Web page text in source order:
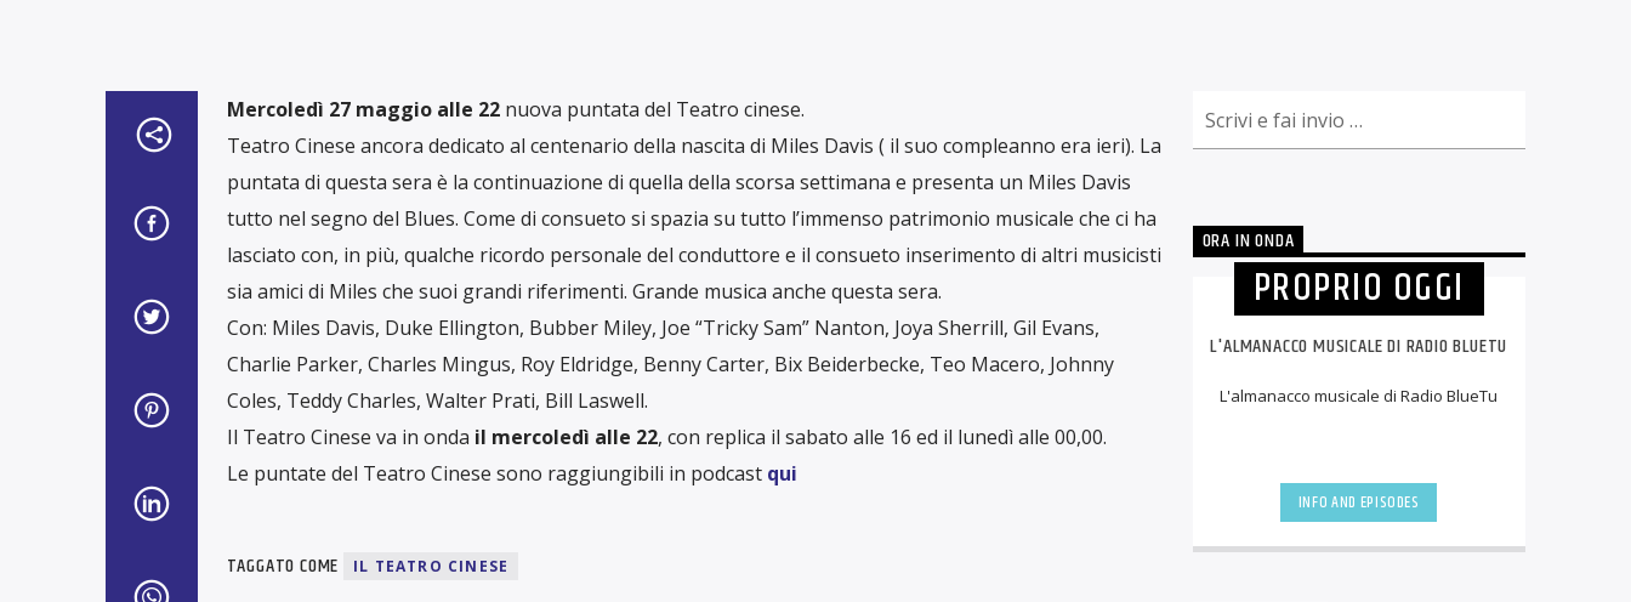
Mercoledì 27 maggio alle 22nuova puntata del Teatro cinese.
Teatro Cinese ancora dedicato al centenario della nascita di Miles Davis ( il suo compleanno era ieri). La
puntata di questa sera è la continuazione di quella della scorsa settimana e presenta un Miles Davis
tutto nel segno del Blues. Come di consueto si spazia su tutto l’immenso patrimonio musicale che ci ha
lasciato con, in più, qualche ricordo personale del conduttore e il consueto inserimento di altri musicisti
sia amici di Miles che suoi grandi riferimenti. Grande musica anche questa sera.
Con: Miles Davis, Duke Ellington, Bubber Miley, Joe “Tricky Sam” Nanton, Joya Sherrill, Gil Evans,
Charlie Parker, Charles Mingus, Roy Eldridge, Benny Carter, Bix Beiderbecke, Teo Macero, Johnny
Coles, Teddy Charles, Walter Prati, Bill Laswell.
Il Teatro Cinese va in onda il mercoledì alle 22, con replica il sabato alle 16 ed il lunedì alle 00,00.
Le puntate del Teatro Cinese sono raggiungibili in podcast qui
TAGGATO COME IL TEATRO CINESE
ORA IN ONDA
PROPRIO OGGI
L'ALMANACCO MUSICALE DI RADIO BLUETU
L'almanacco musicale di Radio BlueTu
INFO AND EPISODES